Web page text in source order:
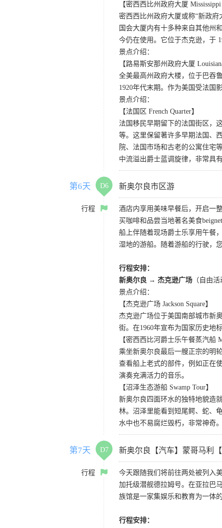
【密西西比州政府大厦
密西西比州政府大厦或称“新政
国会大厦内有十多种来自其他州
今仍在使用。它位于杰克逊，于
景点介绍：
【路易斯安那州政府大厦
全美最高州政府大楼，位于巴吞
1920年代末期。作为美国受法国
景点介绍：
【法国区 French Quarter】
法国移民早期留下的法国街区，
等。这里保留著许多早期法国、
院、法国市场和古老的公寓住宅
中流溢出爵士蓝调旋律，非常具
第6天 D6 新奥尔良市区游
行程
酒店内享用美味早餐后，开启一
买咖啡和品尝当地著名美食
船上伴随着现场爵士乐享用午餐
湿地的游船。随着游船的行驶，
行程安排：
新奥尔良 → 杰克逊广场 （自由
景点介绍：
【杰克逊广场 Jackson Square】
杰克逊广场位于美国南部城市新
街。在1960年宣布为国家历史地
【密西西比河爵士乐午餐蒸汽船
乘坐新奥尔良最后一艘正宗的明
查看船上老式的部件，例如正在
演奏充满活力的音乐。
【沼泽生态游船 Swamp Tour】
新奥尔良四面环水的独特地貌造
林。沼泽里能看到短尾鳄、蛇、
水中也不易腐烂毁朽，非常神奇
第7天 D7 新奥尔良【汽车】蒙哥马利
行程
今天跟随我们将前往两处被列入
加托级潜舰德拉姆号。在亚拉巴
族馆是一家集娱乐和教育为一体
行程安排：